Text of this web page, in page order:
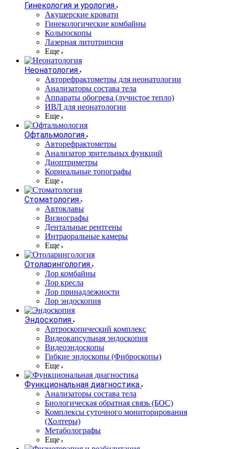
Гинекология и урология
Акушерские кровати
Гинекологические комбайны
Кольпоскопы
Лазерная литотрипсия
Еще
Неонатология
Авторефрактометры для неонатологии
Анализаторы состава тела
Аппараты обогрева (лучистое тепло)
ИВЛ для неонатологии
Еще
Офтальмология
Авторефрактометры
Анализатор зрительных функций
Диоптриметры
Корнеальные топографы
Еще
Стоматология
Автоклавы
Визиографы
Дентальные рентгены
Интраоральные камеры
Еще
Отоларингология
Лор комбайны
Лор кресла
Лор принадлежности
Лор эндоскопия
Эндоскопия
Артроскопический комплекс
Видеокапсульная эндоскопия
Видеоэндоскопы
Гибкие эндоскопы (Фиброcкопы)
Еще
Функциональная диагностика
Анализаторы состава тела
Биологическая обратная связь (БОС)
Комплексы суточного мониторирования
(Холтеры)
Метаболографы
Еще